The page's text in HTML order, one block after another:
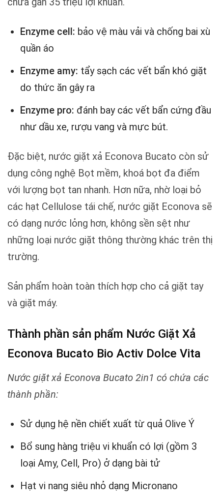
Enzyme cell: bảo vệ màu vải và chống bai xù
quần áo
Enzyme amy: tẩy sạch các vết bẩn khó giặt
do thức ăn gây ra
Enzyme pro: đánh bay các vết bẩn cứng đầu
như dầu xe, rượu vang và mực bút.
Đặc biệt, nước giặt xả Econova Bucato còn sử
dụng công nghệ Bọt mềm, khoá bọt đa điểm
với lượng bọt tan nhanh. Hơn nữa, nhờ loại bỏ
các hạt Cellulose tái chế, nước giặt Econova sẽ
có dạng nước lỏng hơn, không sền sệt như
những loại nước giặt thông thường khác trên thị
trường.
Sản phẩm hoàn toàn thích hợp cho cả giặt tay
và giặt máy.
Thành phần sản phẩm Nước Giặt Xả
Econova Bucato Bio Activ Dolce Vita
Nước giặt xả Econova Bucato 2in1 có chứa các
thành phần:
Sử dụng hệ nền chiết xuất từ quả Olive Ý
Bổ sung hàng triệu vi khuẩn có lợi (gồm 3
loại Amy, Cell, Pro) ở dạng bài tử
Hạt vi nang siêu nhỏ dạng Micronano